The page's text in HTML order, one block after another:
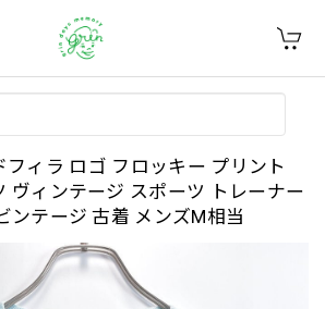
フィラ ロゴ フロッキー プリント
ヴィンテージ スポーツ トレーナー
ンテージ 古着 メンズM相当